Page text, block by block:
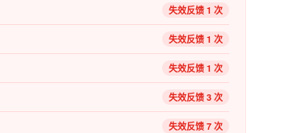
失效反馈 1 次
失效反馈 1 次
失效反馈 1 次
失效反馈 3 次
失效反馈 7 次